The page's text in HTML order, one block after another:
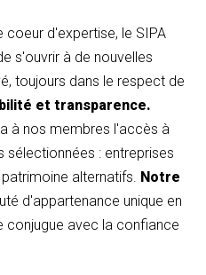
coeur d'expertise, le SIPA
s'ouvrir à de nouvelles
toujours dans le respect de
et transparence.
à nos membres l'accès à
sélectionnées : entreprises
alternatifs. Notre
d'appartenance unique en
conjugue avec la confiance